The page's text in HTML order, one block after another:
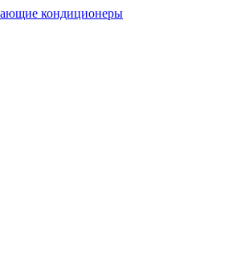
кондиционеры